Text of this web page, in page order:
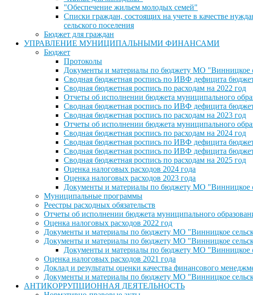
"Обеспечение жильем молодых семей"
Списки граждан, состоящих на учете в качестве
сельского поселения
Бюджет для граждан
УПРАВЛЕНИЕ МУНИЦИПАЛЬНЫМИ ФИНАНСАМИ
Бюджет
Протоколы
Документы и материалы по бюджету МО "Винницкое
Сводная бюджетная роспись по ИВФ дефицита
Сводная бюджетная роспись по расходам на 2022 год
Отчеты об исполнении бюджета муниципального
Сводная бюджетная роспись по ИВФ дефицита
Сводная бюджетная роспись по расходам на 2023 год
Отчеты об исполнении бюджета муниципального
Сводная бюджетная роспись по расходам на 2024 год
Сводная бюджетная роспись по ИВФ дефицита
Сводная бюджетная роспись по ИВФ дефицита
Сводная бюджетная роспись по расходам на 2025 год
Оценка налоговых расходов 2024 года
Оценка налоговых расходов 2023 года
Документы и материалы по бюджету МО "Винницкое
Муниципальные программы
Реестры расходных обязательств
Отчеты об исполнении бюджета муниципального
Оценка налоговых расходов 2022 год
Документы и материалы по бюджету МО "Винницкое
Документы и материалы по бюджету МО "Винницкое
Документы и материалы по бюджету МО "Винницкое
Оценка налоговых расходов 2021 года
Доклад и результаты оценки качества финансового
Документы и материалы по бюджету МО "Винницкое
АНТИКОРРУПЦИОННАЯ ДЕЯТЕЛЬНОСТЬ